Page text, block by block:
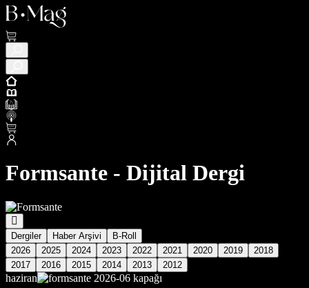
Formsante - Dijital Dergi
Dergiler Haber Arşivi
B-Roll
2026
2025 2024 2023 2022 2021 2020 2019
2018
2017
2016 2015 2014 2013 2012
haziran